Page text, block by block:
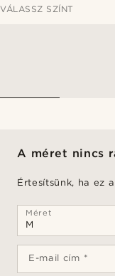
VÁLASSZ SZÍNT
A méret nincs
Értesítsünk, ha ez
Méret
E-mail cím *